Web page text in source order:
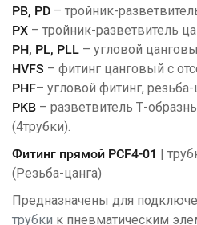
PB, PD – тройник-
PX – тройник-разветвитель
PH, PL, PLL – угловой
HVFS – фитинг цанговый с
PHF– угловой фитинг, резьба-
PKB – разветвитель Т-
(4трубки).
Фитинг прямой PCF4-01 |
(Резьба-цанга)
Предназначены для
трубки к пневматическим